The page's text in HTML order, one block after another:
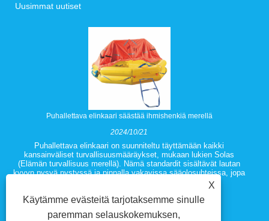
Uusimmat uutiset
Puhallettava elinkaari säästää ihmishenkiä merellä
2024/10/21
Puhallettava elinkaari on suunniteltu täyttämään kaikki
kansainväliset turvallisuusmääräykset, mukaan lukien Solas
(Elämän turvallisuus merellä). Nämä standardit sisältävät lautan
kyvyn pysyä pystyssä ja pinnalla vakavissa sääolosuhteissa, jopa
silloin, kun ne on täynnä matkustajia ja laitteita.X
Käytämme evästeitä tarjotaksemme sinulle
paremman selauskokemuksen,